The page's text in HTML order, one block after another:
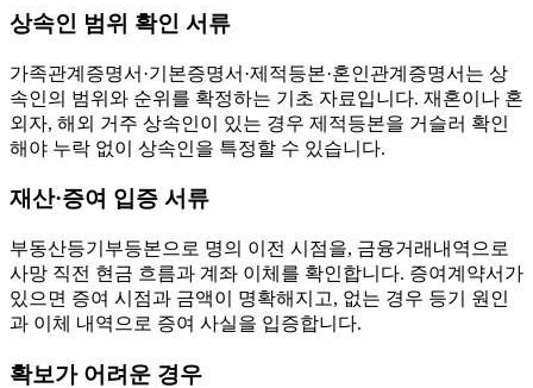
상속인 범위 확인 서류
가족관계증명서·기본증명서·제적등본·혼인관계증명서는 상
속인의 범위와 순위를 확정하는 기초 자료입니다. 재혼이나 혼
외자, 해외 거주 상속인이 있는 경우 제적등본을 거슬러 확인
해야 누락 없이 상속인을 특정할 수 있습니다.
재산·증여 입증 서류
부동산등기부등본으로 명의 이전 시점을, 금융거래내역으로
사망 직전 현금 흐름과 계좌 이체를 확인합니다. 증여계약서가
있으면 증여 시점과 금액이 명확해지고, 없는 경우 등기 원인
과 이체 내역으로 증여 사실을 입증합니다.
확보가 어려운 경우